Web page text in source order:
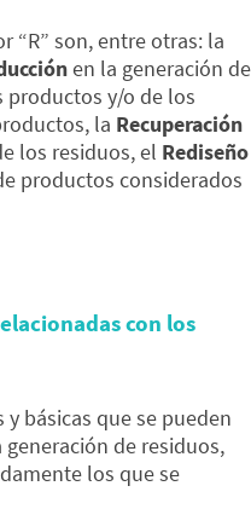
“R” son, entre otras: la
en la generación de
productos y/o de los
la Recuperación
los residuos, el Rediseño
productos considerados
con los
básicas que se pueden
de residuos,
los que se